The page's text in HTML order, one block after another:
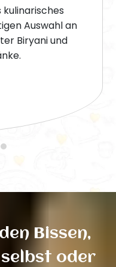
kulinarisches
Auswahl an
Biryani und
Bissen,
selbst oder